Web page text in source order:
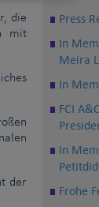
Press
In
Meira
In
FCI
In
Frohe
die
mit
der